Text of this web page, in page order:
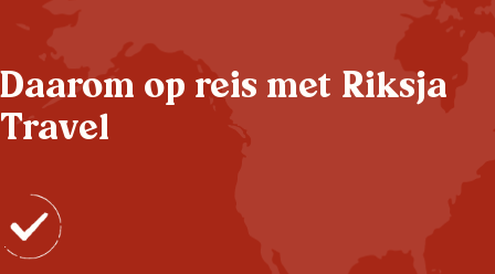
Daarom op reis met Riksja
Travel